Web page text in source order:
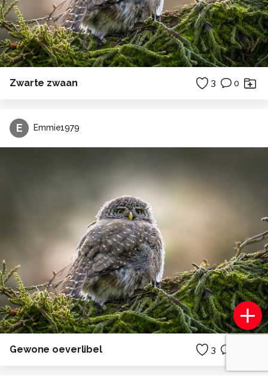
Zwarte zwaan 3 0
E Emmie1979
Gewone oeverlibel 3